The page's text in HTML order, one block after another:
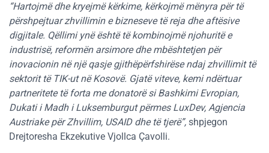
“Hartojmë dhe kryejmë kërkime, kërkojmë mënyra për të
përshpejtuar zhvillimin e bizneseve të reja dhe aftësive
digjitale. Qëllimi ynë është të kombinojmë njohuritë e
industrisë, reformën arsimore dhe mbështetjen për
inovacionin në një qasje gjithëpërfshirëse ndaj zhvillimit të
sektorit të TIK-ut në Kosovë. Gjatë viteve, kemi ndërtuar
partneritete të forta me donatorë si Bashkimi Evropian,
Dukati i Madh i Luksemburgut përmes LuxDev, Agjencia
Austriake për Zhvillim, USAID dhe të tjerë”, shpjegon
Drejtoresha Ekzekutive Vjollca Çavolli.